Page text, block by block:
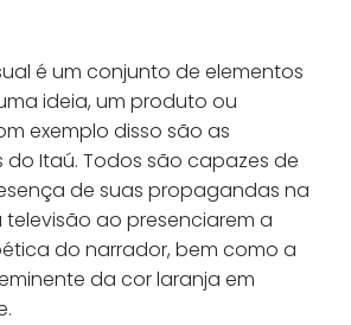
é um conjunto de elementos
ideia, um produto ou
exemplo disso são as
Itaú. Todos são capazes de
de suas propagandas na
ao presenciarem a
do narrador, bem como a
da cor laranja em